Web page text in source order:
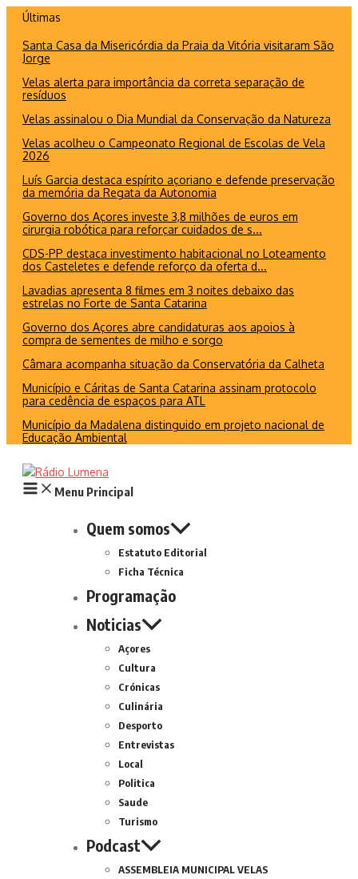
conteúdo
Últimas
Santa Casa da Misericórdia da Praia da Vitória visitaram São
Jorge
Velas alerta para importância da correta separação de
resíduos
Velas assinalou o Dia Mundial da Conservação da Natureza
Velas acolheu o Campeonato Regional de Escolas de Vela
2026
Luís Garcia destaca espírito açoriano e defende preservação
da memória da Regata da Autonomia
Governo dos Açores investe 3,8 milhões de euros em
cirurgia robótica para reforçar cuidados de s...
CDS-PP destaca investimento habitacional no Loteamento
dos Casteletes e defende reforço da oferta d...
Lavadias apresenta 8 filmes em 3 noites debaixo das
estrelas no Forte de Santa Catarina
Governo dos Açores abre candidaturas aos apoios à
compra de sementes de milho e sorgo
Câmara acompanha situação da Conservatória da Calheta
Município e Cáritas de Santa Catarina assinam protocolo
para cedência de espaços para ATL
Município da Madalena distinguido em projeto nacional de
Educação Ambiental
Menu Principal
Quem somos
Estatuto Editorial
Ficha Técnica
Programação
Noticias
Açores
Cultura
Crónicas
Culinária
Desporto
Entrevistas
Local
Politica
Saude
Turismo
Podcast
ASSEMBLEIA MUNICIPAL VELAS